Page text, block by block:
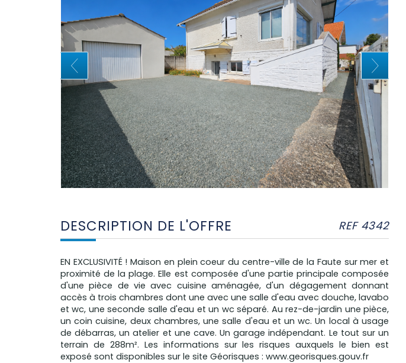
DESCRIPTION DE L'OFFRE REF 4342
EN EXCLUSIVITÉ ! Maison en plein coeur du centre-ville de la Faute sur mer et
proximité de la plage. Elle est composée d'une partie principale composée
d'une pièce de vie avec cuisine aménagée, d'un dégagement donnant
accès à trois chambres dont une avec une salle d'eau avec douche, lavabo
et wc, une seconde salle d'eau et un wc séparé. Au rez-de-jardin une pièce,
un coin cuisine, deux chambres, une salle d'eau et un wc. Un local à usage
de débarras, un atelier et une cave. Un garage indépendant. Le tout sur un
terrain de 288m². Les informations sur les risques auxquels le bien est
exposé sont disponibles sur le site Géorisques : www.georisques.gouv.fr